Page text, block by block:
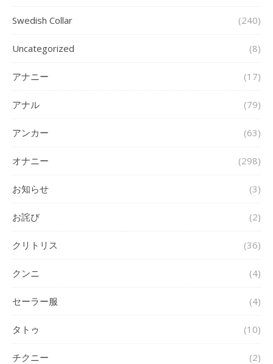
Swedish Collar (240)
Uncategorized (8)
アナニー (17)
アナル (79)
アンカー (63)
オナニー (298)
お知らせ (3)
お詫び (2)
クリトリス (36)
クンニ (4)
セーラー服 (4)
タトゥ (10)
チクニー (2)